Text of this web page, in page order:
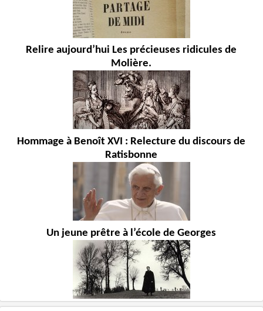
Relire aujourd’hui Les précieuses ridicules de
Molière.
Hommage à Benoît XVI : Relecture du discours de
Ratisbonne
Un jeune prêtre à l’école de Georges